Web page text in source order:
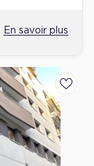
En savoir plus